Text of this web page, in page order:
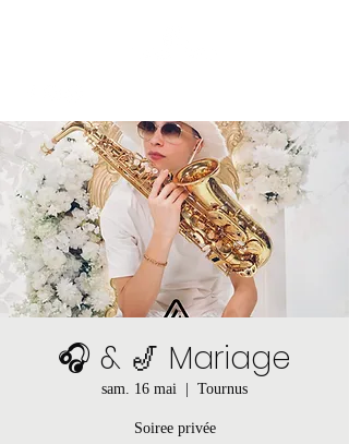
🎧 & 🎷 Mariage
sam. 16 mai
  |
Tournus
Soiree privée